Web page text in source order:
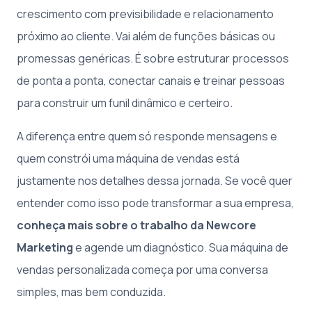
crescimento com previsibilidade e relacionamento
próximo ao cliente. Vai além de funções básicas ou
promessas genéricas. É sobre estruturar processos
de ponta a ponta, conectar canais e treinar pessoas
para construir um funil dinâmico e certeiro.
A diferença entre quem só responde mensagens e
quem constrói uma máquina de vendas está
justamente nos detalhes dessa jornada. Se você quer
entender como isso pode transformar a sua empresa,
conheça mais sobre o trabalho da Newcore
Marketinge agende um diagnóstico. Sua máquina de
vendas personalizada começa por uma conversa
simples, mas bem conduzida.